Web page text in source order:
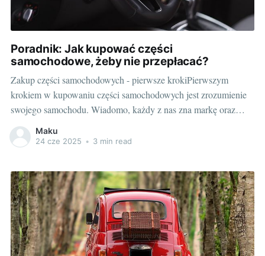
Poradnik: Jak kupować części
samochodowe, żeby nie przepłacać?
Zakup części samochodowych - pierwsze krokiPierwszym
krokiem w kupowaniu części samochodowych jest zrozumienie
swojego samochodu. Wiadomo, każdy z nas zna markę oraz
model swojego samochodu, ale czy znasz rocznik produkcji? A
co powiesz na temat numeru VIN? To wszystko wpłynie na
twojego samochodu:
Maku
24 cze 2025 • 3 min read